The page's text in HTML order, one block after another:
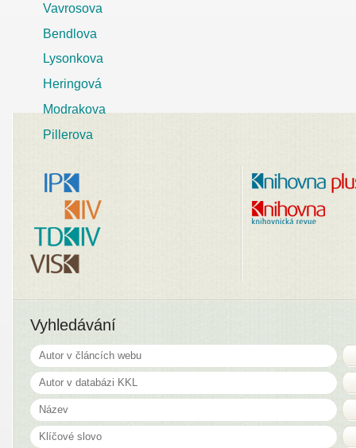
Vavrosova
Bendlova
Lysonkova
Heringová
Modrakova
Pillerova
Vyhledávání